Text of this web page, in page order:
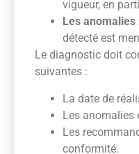
vigueur, en
Les
détecté est
Le diagnostic doit
suivantes :
La date de
Les anomalies
Les
conformité.